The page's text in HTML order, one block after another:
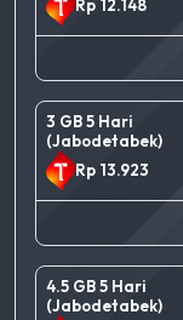
Rp 12.148
3 GB 5 Hari
(Jabodetabek)
Rp 13.923
4.5 GB 5 Hari
(Jabodetabek)